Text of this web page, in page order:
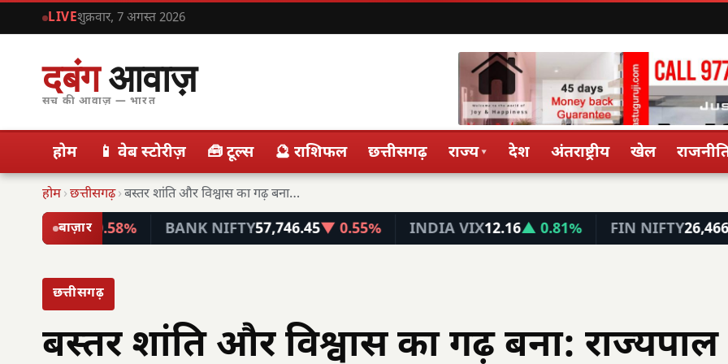
LIVEशुक्रवार, 7 अगस्त 2026
दबंगआवाज़
सच की आवाज़ — भारत
होम 📱 वेब स्टोरीज़ 🧰 टूल्स 🔮 राशिफल छत्तीसगढ़ राज्य▾ देश अंतराष्ट्रीय खेल
होम›छत्तीसगढ़› बस्तर शांति और विश्वास का गढ़ बना: राज्यपाल…
बाज़ार
▼ 0.58% BANK NIFTY57,746.45▼ 0.55% INDIA VIX 12.16▲ 0.81% FIN NIFTY 26,466▼ 1.48%
छत्तीसगढ़
बस्तर शांति और विश्वास का गढ़ बना: राज्यपाल